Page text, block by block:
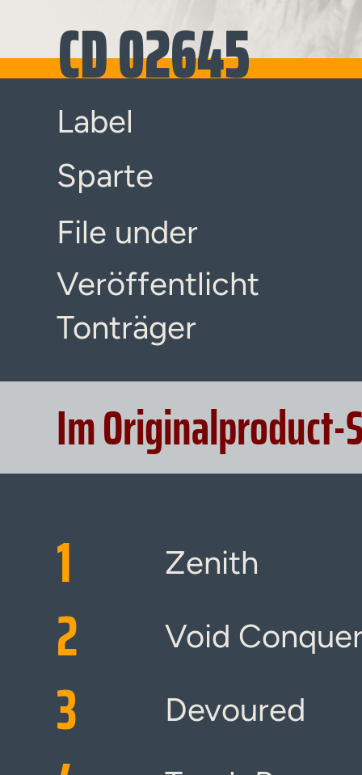
CD 02645
Label
Sparte
File under
Veröffentlicht
Tonträger
Im
1 Zenith
2 Void
3 Devoured